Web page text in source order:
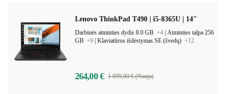
Lenovo ThinkPad T490 | i5-8365U | 14"
Darbinės atminties dydis 8.0 GB +4 Atminties talpa 256
GB +9 Klaviatūros išdėstymas SE (švedų) +12
264,00 € 1 099,00 € (Nauja)